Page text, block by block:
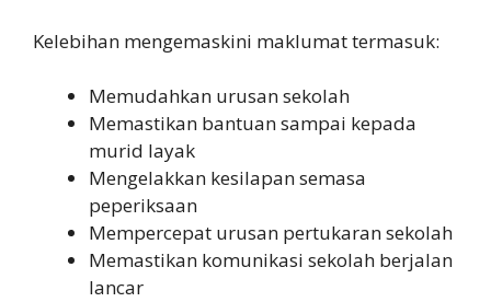
Kelebihan mengemaskini maklumat termasuk:
Memudahkan urusan sekolah
Memastikan bantuan sampai kepada
murid layak
Mengelakkan kesilapan semasa
peperiksaan
Mempercepat urusan pertukaran sekolah
Memastikan komunikasi sekolah berjalan
lancar